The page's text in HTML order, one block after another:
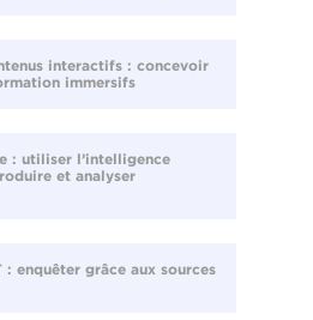
interactifs : concevoir
immersifs
: utiliser l’intelligence
et analyser
: enquêter grâce aux sources